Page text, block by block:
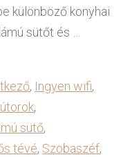
különböző konyhai
sütőt és …
, Ingyen wifi,
,
sütő,
tévé, Szobaszéf,